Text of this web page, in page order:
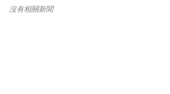
沒有相關新聞